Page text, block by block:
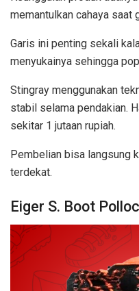
memantulkan cahaya saat
Garis ini penting sekali
menyukainya sehingga
Stingray menggunakan
stabil selama pendakian.
sekitar 1 jutaan rupiah.
Pembelian bisa langsung
terdekat.
Eiger S. Boot